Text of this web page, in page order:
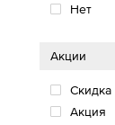
Нет
Акции
Скидка
Акция